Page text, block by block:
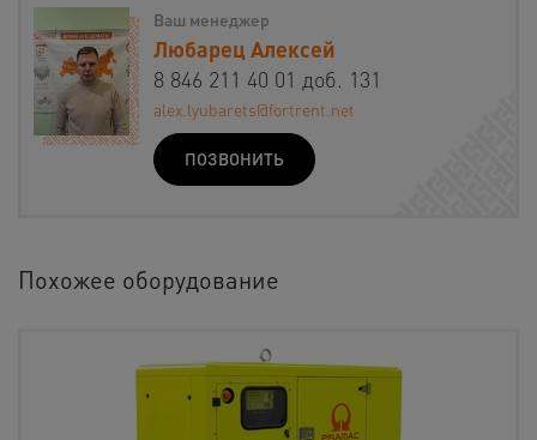
Ваш менеджер
Любарец Алексей
8 846 211 40 01 доб. 131
alex.lyubarets@fortrent.net
ПОЗВОНИТЬ
Похожее оборудование